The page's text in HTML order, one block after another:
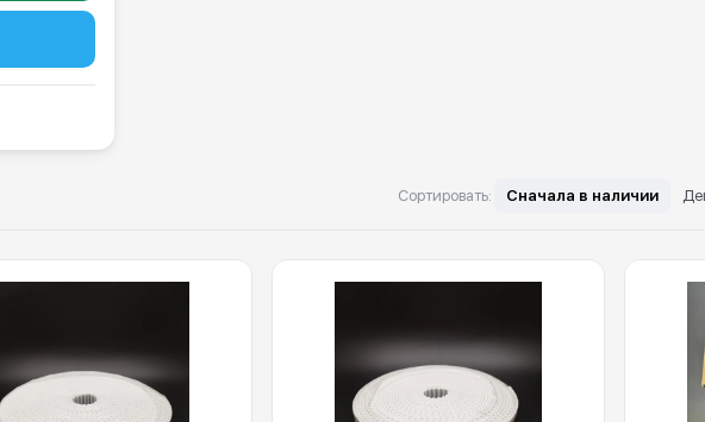
Сортировать: Сначала в наличии
принтеров